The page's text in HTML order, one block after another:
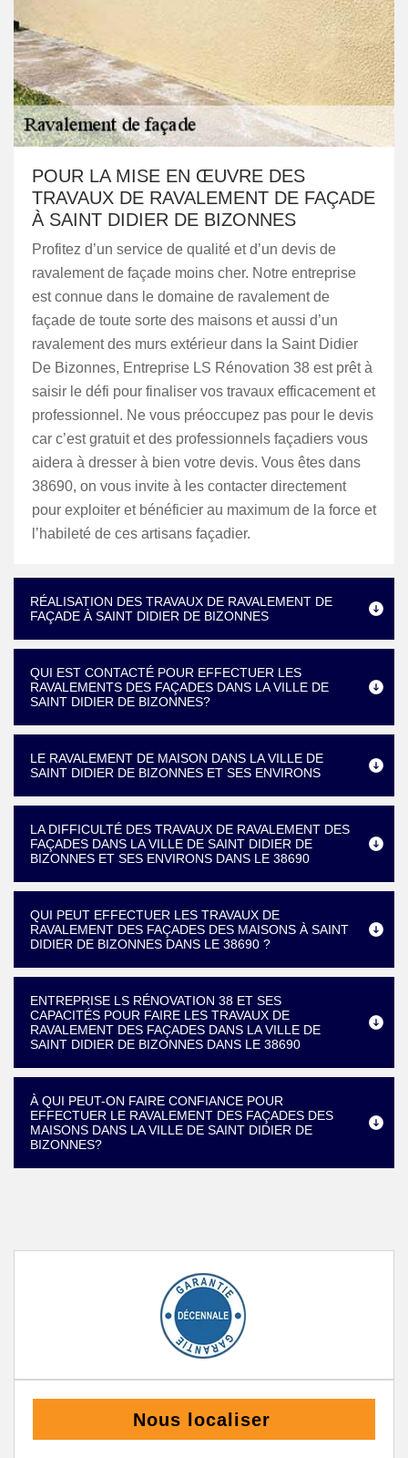
POUR LA MISE EN ŒUVRE DES
TRAVAUX DE RAVALEMENT DE FAÇADE
À SAINT DIDIER DE BIZONNES
Profitez d’un service de qualité et d’un devis de
ravalement de façade moins cher. Notre entreprise
est connue dans le domaine de ravalement de
façade de toute sorte des maisons et aussi d’un
ravalement des murs extérieur dans la Saint Didier
De Bizonnes, Entreprise LS Rénovation 38 est prêt à
saisir le défi pour finaliser vos travaux efficacement et
professionnel. Ne vous préoccupez pas pour le devis
car c’est gratuit et des professionnels façadiers vous
aidera à dresser à bien votre devis. Vous êtes dans
38690, on vous invite à les contacter directement
pour exploiter et bénéficier au maximum de la force et
l’habileté de ces artisans façadier.
RÉALISATION DES TRAVAUX DE RAVALEMENT DE
FAÇADE À SAINT DIDIER DE BIZONNES
QUI EST CONTACTÉ POUR EFFECTUER LES
RAVALEMENTS DES FAÇADES DANS LA VILLE DE
SAINT DIDIER DE BIZONNES?
LE RAVALEMENT DE MAISON DANS LA VILLE DE
SAINT DIDIER DE BIZONNES ET SES ENVIRONS
LA DIFFICULTÉ DES TRAVAUX DE RAVALEMENT DES
FAÇADES DANS LA VILLE DE SAINT DIDIER DE
BIZONNES ET SES ENVIRONS DANS LE 38690
QUI PEUT EFFECTUER LES TRAVAUX DE
RAVALEMENT DES FAÇADES DES MAISONS À SAINT
DIDIER DE BIZONNES DANS LE 38690 ?
ENTREPRISE LS RÉNOVATION 38 ET SES
CAPACITÉS POUR FAIRE LES TRAVAUX DE
RAVALEMENT DES FAÇADES DANS LA VILLE DE
SAINT DIDIER DE BIZONNES DANS LE 38690
À QUI PEUT-ON FAIRE CONFIANCE POUR
EFFECTUER LE RAVALEMENT DES FAÇADES DES
MAISONS DANS LA VILLE DE SAINT DIDIER DE
BIZONNES?
Nous localiser